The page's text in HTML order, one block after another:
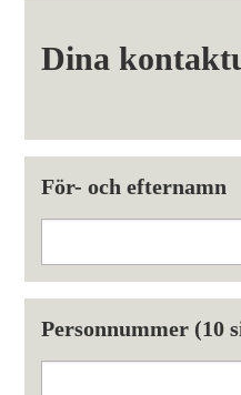
Dina
För- och efternamn
Personnummer (10